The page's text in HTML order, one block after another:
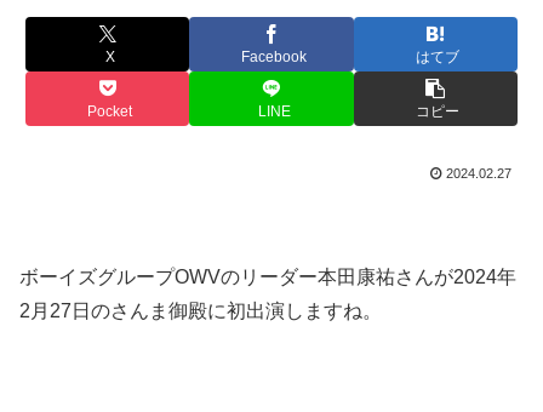
X Facebook はてブ
Pocket LINE コピー
2024.02.27
ボーイズグループOWVのリーダー本田康祐さんが2024年
2月27日のさんま御殿に初出演しますね。